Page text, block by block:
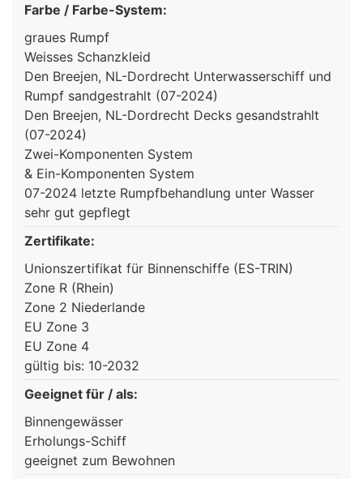
Farbe / Farbe-System:
graues Rumpf
Weisses Schanzkleid
Den Breejen, NL-Dordrecht Unterwasserschiff und
Rumpf sandgestrahlt (07-2024)
Den Breejen, NL-Dordrecht Decks gesandstrahlt
(07-2024)
Zwei-Komponenten System
& Ein-Komponenten System
07-2024 letzte Rumpfbehandlung unter Wasser
sehr gut gepflegt
Zertifikate:
Unionszertifikat für Binnenschiffe (ES-TRIN)
Zone R (Rhein)
Zone 2 Niederlande
EU Zone 3
EU Zone 4
gültig bis: 10-2032
Geeignet für / als:
Binnengewässer
Erholungs-Schiff
geeignet zum Bewohnen